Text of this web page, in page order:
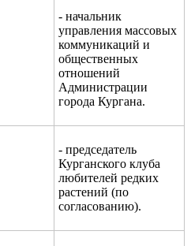
- начальник
управления массовых
коммуникаций и
общественных
отношений
Администрации
города Кургана.
- председатель
Курганского клуба
любителей редких
растений (по
согласованию).